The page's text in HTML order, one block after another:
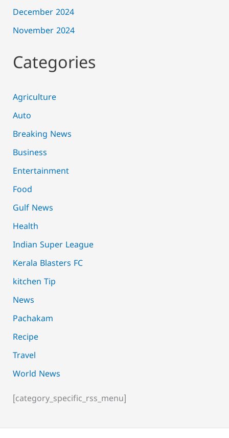
December 2024
November 2024
Categories
Agriculture
Auto
Breaking News
Business
Entertainment
Food
Gulf News
Health
Indian Super League
Kerala Blasters FC
kitchen Tip
News
Pachakam
Recipe
Travel
World News
[category_specific_rss_menu]